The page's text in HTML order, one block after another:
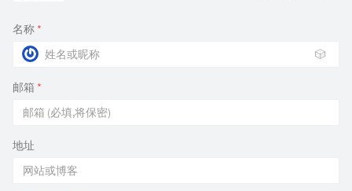
名称 *
🎲
邮箱 *
地址